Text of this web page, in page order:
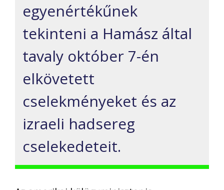
egyenértékűnek
tekinteni a Hamász által
tavaly október 7-én
elkövetett
cselekményeket és az
izraeli hadsereg
cselekedeteit.